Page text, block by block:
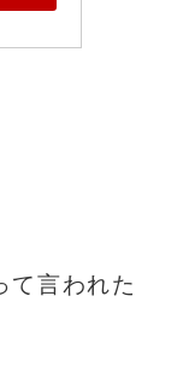
て言われた